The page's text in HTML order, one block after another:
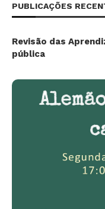
PUBLICAÇÕES
Revisão das
pública